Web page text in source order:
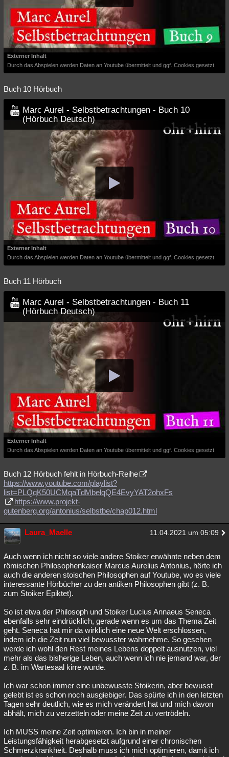
Externer Inhalt
Durch das Abspielen werden Daten an Youtube übermittelt und ggf. Cookies gesetzt.
Buch 10 Hörbuch
Marc Aurel - Selbstbetrachtungen - Buch 10
(Hörbuch Deutsch)
Externer Inhalt
Durch das Abspielen werden Daten an Youtube übermittelt und ggf. Cookies gesetzt.
Buch 11 Hörbuch
Marc Aurel - Selbstbetrachtungen - Buch 11
(Hörbuch Deutsch)
Externer Inhalt
Durch das Abspielen werden Daten an Youtube übermittelt und ggf. Cookies gesetzt.
Buch 12 Hörbuch fehlt in Hörbuch-Reihe
https://www.youtube.com/playlist?
list=PLQqK50UCMqaTdMbelqQE4EvyYAT2ohxFs
https://www.projekt-
gutenberg.org/antonius/selbstbe/chap012.html
Laura_Maelle 11.04.2021 um 05:09
Auch wenn ich nicht so viele andere Stoiker erwähnte neben dem
römischen Philosophenkaiser Marcus Aurelius Antonius, hörte ich
auch die anderen stoischen Philosophen auf Youtube, wo es viele
interessante Hörbücher zu den antiken Philosophen gibt (z. B.
zum Stoiker Epiktet).
So ist etwa der Philosoph und Stoiker Lucius Annaeus Seneca
ebenfalls sehr eindrücklich, gerade wenn es um das Thema Zeit
geht. Seneca hat mir da wirklich eine neue Welt erschlossen,
indem ich die Zeit nun viel bewusster wahrnehme. So gesehen
werde ich wohl den Rest meines Lebens doppelt ausnutzen, viel
mehr als das bisherige Leben, auch wenn ich nie jemand war, der
z. B. im Wartesaal kirre wurde.
Ich war schon immer eine unbewusste Stoikerin, aber bewusst
gelebt ist es schon noch ausgiebiger. Das spürte ich in den letzten
Tagen sehr deutlich, wie es mich verändert hat und mich davon
abhält, mich zu verzetteln oder meine Zeit zu vertrödeln.
Ich MUSS meine Zeit optimieren. Ich bin in meiner
Leistungsfähigkeit herabgesetzt aufgrund einer chronischen
Schmerzkrankheit. Deshalb muss ich mich optimieren, damit ich